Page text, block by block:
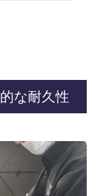
な耐久性